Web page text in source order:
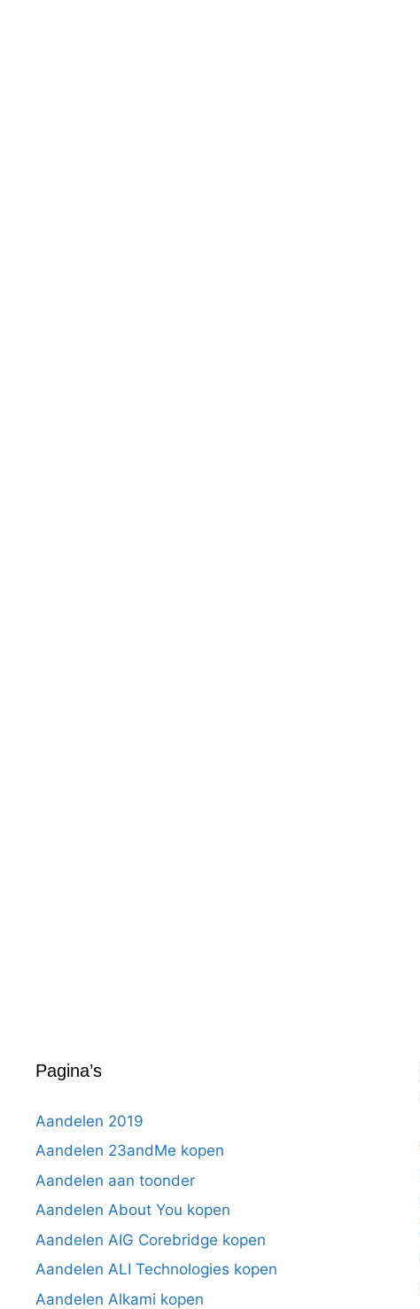
Pagina’s
Aandelen 2019
Aandelen 23andMe kopen
Aandelen aan toonder
Aandelen About You kopen
Aandelen AIG Corebridge kopen
Aandelen ALI Technologies kopen
Aandelen Alkami kopen